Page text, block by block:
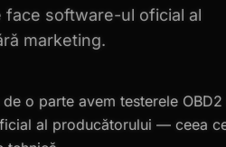
face software-ul oficial al
marketing.
o parte avem testerele
al producătorului — ceea